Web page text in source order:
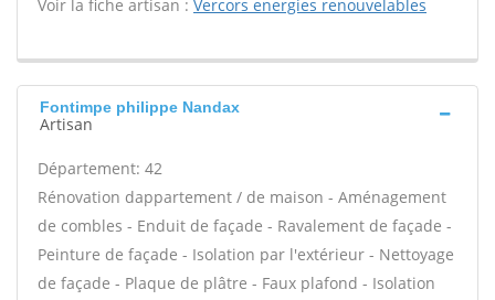
Voir la fiche artisan : Vercors energies renouvelables
Fontimpe philippe Nandax
Artisan
Département: 42
Rénovation dappartement / de maison - Aménagement
de combles - Enduit de façade - Ravalement de façade -
Peinture de façade - Isolation par l'extérieur - Nettoyage
de façade - Plaque de plâtre - Faux plafond - Isolation